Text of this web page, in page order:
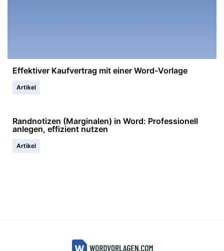
Effektiver Kaufvertrag mit einer Word-Vorlage
Artikel
Randnotizen (Marginalen) in Word: Professionell
anlegen, effizient nutzen
Artikel